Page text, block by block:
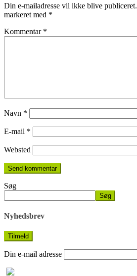
Din e-mailadresse vil ikke blive publiceret.
markeret med *
Kommentar *
Navn *
E-mail *
Websted
Søg
Søg
Nyhedsbrev
Din e-mail adresse